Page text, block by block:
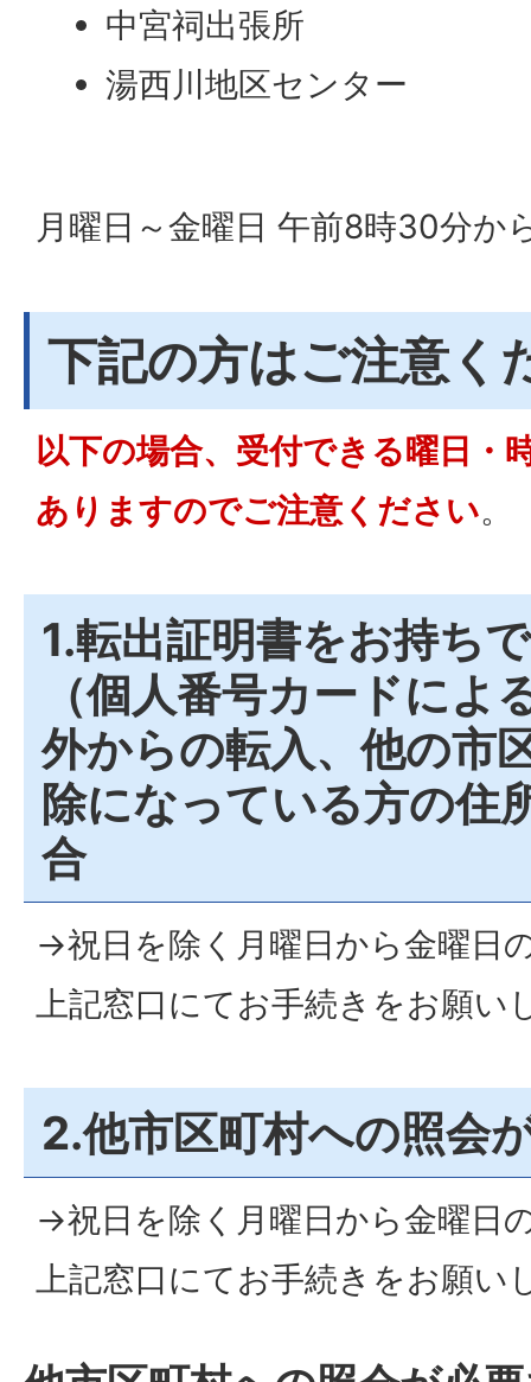
中宮祠出張所
湯西川地区センター
月曜日～金曜日 午前8時30分か
下記の方はご注意く
以下の場合、受付できる曜日・
ありますのでご注意ください。
1.転出証明書をお持ち
（個人番号カードによ
外からの転入、他の市
除になっている方の住
合
→祝日を除く月曜日から金曜日
上記窓口にてお手続きをお願い
2.他市区町村への照会
→祝日を除く月曜日から金曜日
上記窓口にてお手続きをお願い